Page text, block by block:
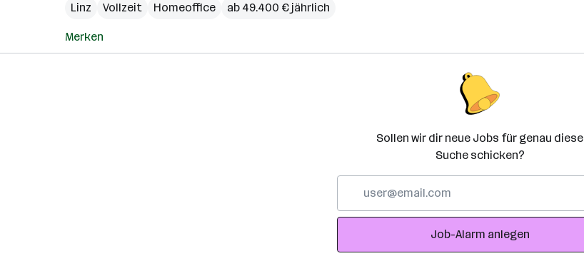
Linz
Vollzeit Homeoffice ab 49.400 € jährlich
Merken
Sollen wir dir neue Jobs für genau diese
Suche schicken?
Adresse
Job-Alarm anlegen